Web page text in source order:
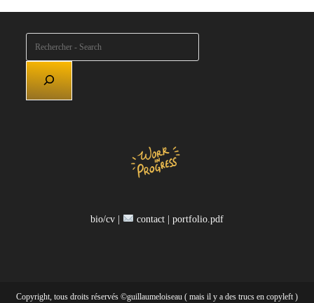
bio/cv | contact | portfolio.pdf
Copyright, tous droits réservés ©guillaumeloiseau ( mais il y a des trucs en copyleft )